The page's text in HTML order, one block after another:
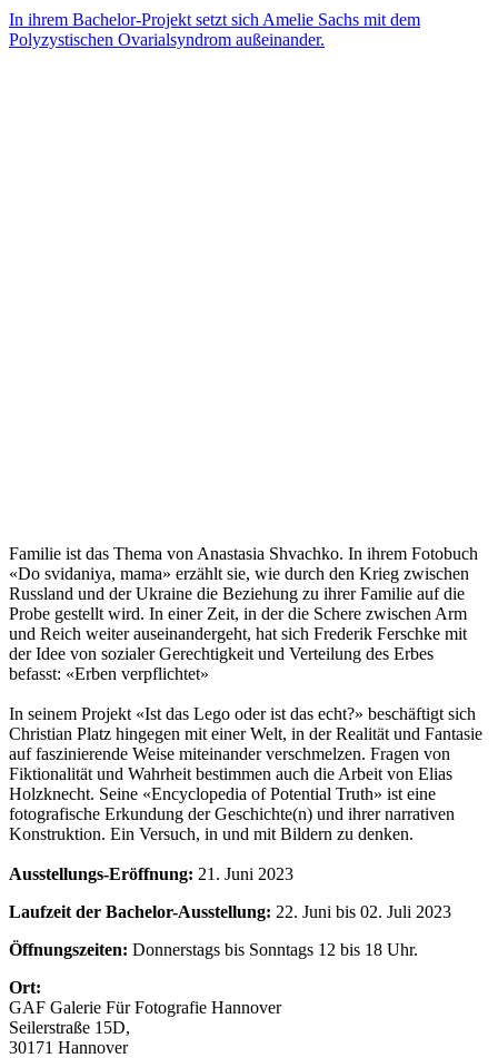
In ihrem Bachelor-Projekt setzt sich Amelie Sachs mit dem
Polyzystischen Ovarialsyndrom außeinander.
Familie ist das Thema von Anastasia Shvachko. In ihrem Fotobuch
«Do svidaniya, mama» erzählt sie, wie durch den Krieg zwischen
Russland und der Ukraine die Beziehung zu ihrer Familie auf die
Probe gestellt wird. In einer Zeit, in der die Schere zwischen Arm
und Reich weiter auseinandergeht, hat sich Frederik Ferschke mit
der Idee von sozialer Gerechtigkeit und Verteilung des Erbes
befasst: «Erben verpflichtet»
In seinem Projekt «Ist das Lego oder ist das echt?» beschäftigt sich
Christian Platz hingegen mit einer Welt, in der Realität und Fantasie
auf faszinierende Weise miteinander verschmelzen. Fragen von
Fiktionalität und Wahrheit bestimmen auch die Arbeit von Elias
Holzknecht. Seine «Encyclopedia of Potential Truth» ist eine
fotografische Erkundung der Geschichte(n) und ihrer narrativen
Konstruktion. Ein Versuch, in und mit Bildern zu denken.
Ausstellungs-Eröffnung: 21. Juni 2023
Laufzeit der Bachelor-Ausstellung: 22. Juni bis 02. Juli 2023
Öffnungszeiten: Donnerstags bis Sonntags 12 bis 18 Uhr.
Ort:
GAF Galerie Für Fotografie Hannover
Seilerstraße 15D,
30171 Hannover